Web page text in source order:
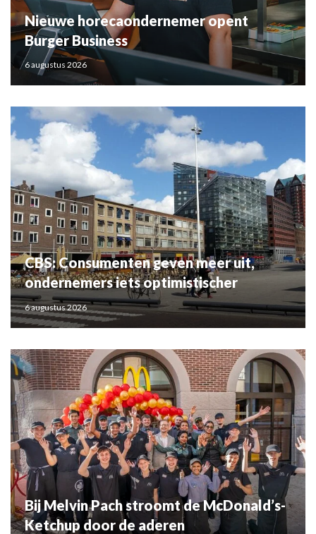
Nieuwe horecaondernemer opent
Burger Business
6 augustus 2026
CBS: Consumenten geven meer uit,
ondernemers iets optimistischer
6 augustus 2026
Bij Melvin Pach stroomt de McDonald’s-
Ketchup door de aderen